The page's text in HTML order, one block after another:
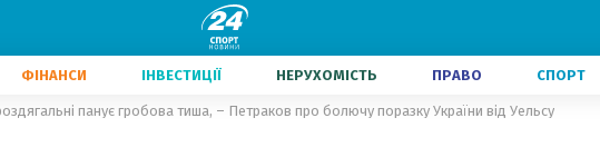
ФІНАНСИ ІНВЕСТИЦІЇ НЕРУХОМІСТЬ ПРАВО СПОРТ
панує гробова тиша, – Петраков про болючу поразку України від Уельсу